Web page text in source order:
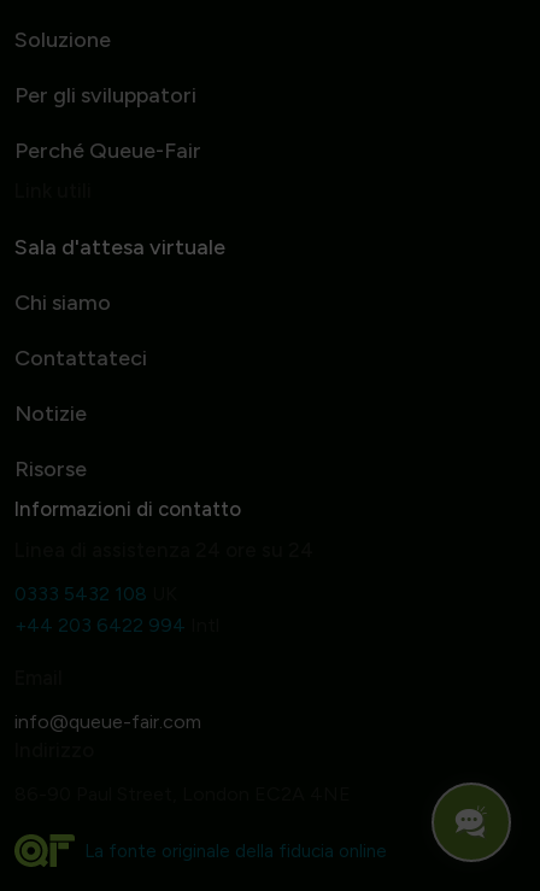
Soluzione
Per gli sviluppatori
Perché Queue-Fair
Sala d'attesa virtuale
Chi siamo
Contattateci
Notizie
Risorse
Informazioni di contatto
0333 5432 108
+44 203 6422 994
La fonte originale della fiducia online